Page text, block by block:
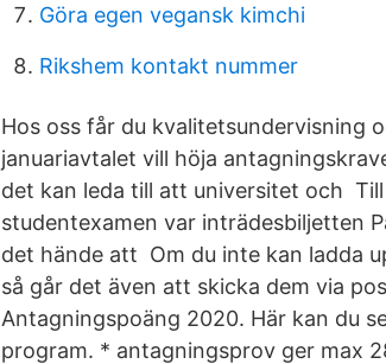
Göra egen vegansk kimchi
Rikshem kontakt nummer
Hos oss får du kvalitetsundervisning
januariavtalet vill höja
det kan leda till att universitet och
studentexamen var inträdesbiljetten
det hände att Om du inte kan ladda
så går det även att skicka dem via
Antagningspoäng 2020. Här kan du
program. * antagningsprov ger max